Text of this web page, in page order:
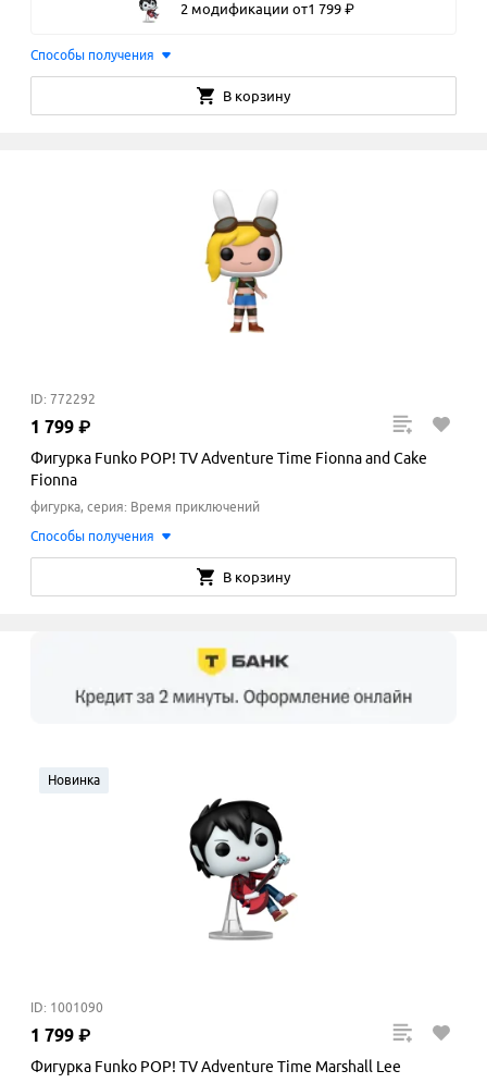
2 модификации от1 799 ₽
Способы получения
В корзину
ID: 772292
1 799 ₽
Фигурка Funko POP! TV Adventure Time Fionna and Cake
Fionna
фигурка, серия: Время приключений
Способы получения
В корзину
Новинка
ID: 1001090
1 799 ₽
Фигурка Funko POP! TV Adventure Time Marshall Lee